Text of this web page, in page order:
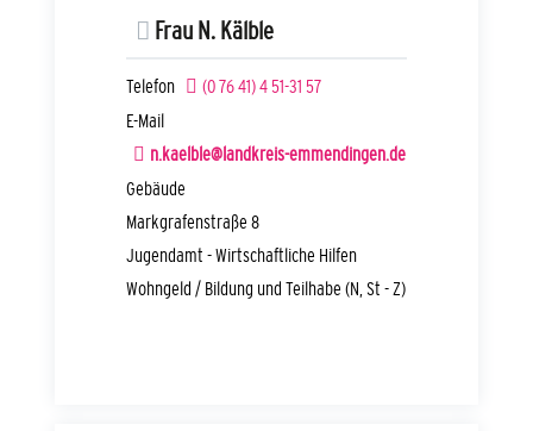
Frau N. Kälble
Telefon (07641) 451-31 57
E-Mail
n.kaelble@landkreis-emmendingen.de
Gebäude
Markgrafenstraße 8
Jugendamt - Wirtschaftliche Hilfen
Wohngeld / Bildung und Teilhabe (N, St - Z)